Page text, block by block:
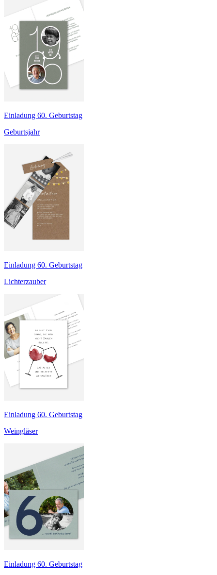
Einladung 60. Geburtstag
Geburtsjahr
Einladung 60. Geburtstag
Lichterzauber
Einladung 60. Geburtstag
Weingläser
Einladung 60. Geburtstag